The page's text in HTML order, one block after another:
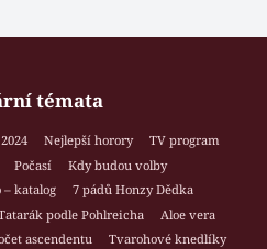
témata
Nejlepší horory
TV program
Počasí
Kdy budou volby
– katalog
7 pádů Honzy Dědka
podle Pohlreicha
Aloe vera
ascendentu
Tvarohové knedlíky